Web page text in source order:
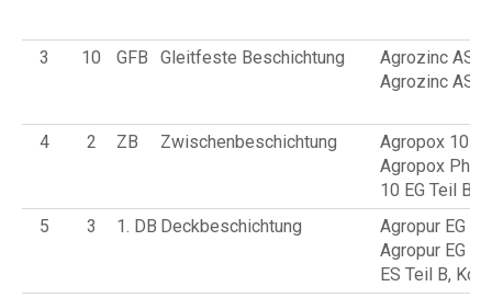
3 10 GFB Gleitfeste Beschichtung
Agrozinc AS
Agrozinc AS
4 2 ZB Zwischenbeschichtung
Agropox 10
Agropox
10 EG Teil B,
5
3 1. DB Deckbeschichtung
Agropur EG
Agropur EG
ES Teil B,